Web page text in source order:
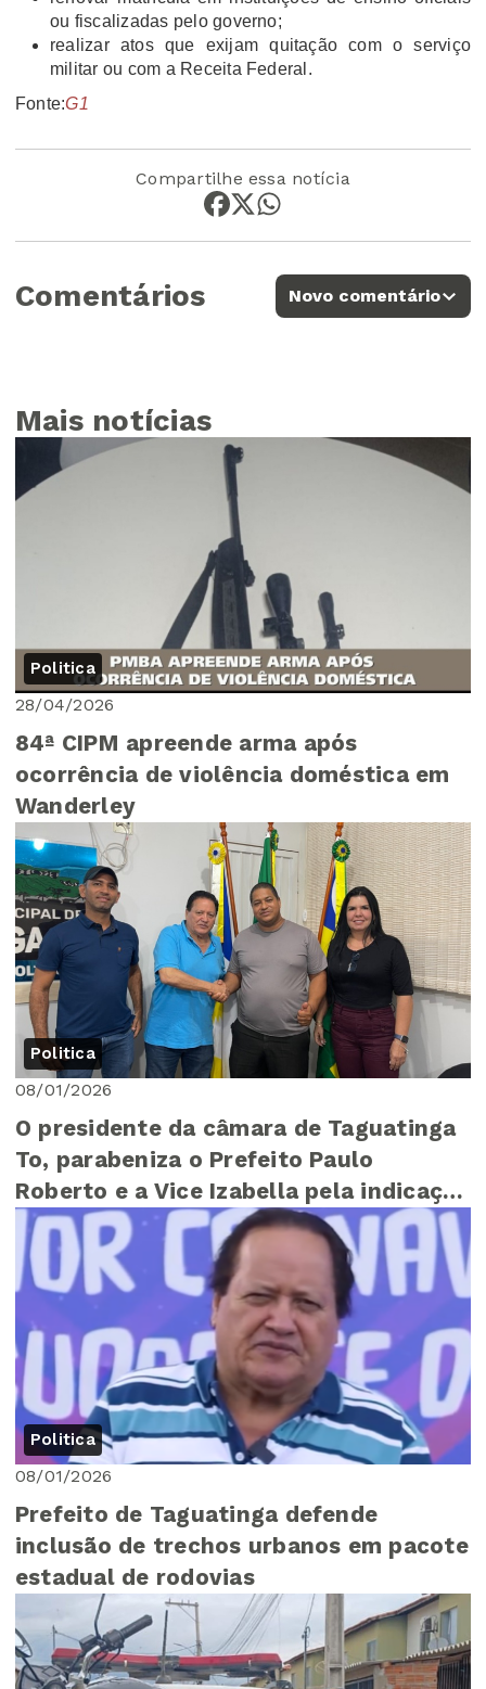
ou fiscalizadas pelo governo;
realizar atos que exijam quitação com o serviço
militar ou com a Receita Federal.
Fonte:G1
Compartilhe essa notícia
Comentários Novo comentário
Mais notícias
Politica
28/04/2026
84ª CIPM apreende arma após
ocorrência de violência doméstica em
Wanderley
Politica
08/01/2026
O presidente da câmara de Taguatinga
To, parabeniza o Prefeito Paulo
Roberto e a Vice Izabella pela indicação
do novo...
Politica
08/01/2026
Prefeito de Taguatinga defende
inclusão de trechos urbanos em pacote
estadual de rodovias